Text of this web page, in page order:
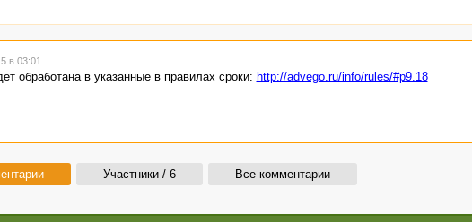
в 03:01
обработана в указанные в правилах сроки: http://advego.ru/info/rules/#p9.18
Участники / 6 Все комментарии